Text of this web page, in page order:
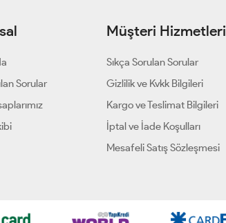
Sorular
Müşteri Hizmetleri
Sıkça Sorulan Sorular
Gizlilik ve Kvkk Bilgileri
Kargo ve Teslimat Bilgileri
İptal ve İade Koşulları
Mesafeli Satış Sözleşmesi